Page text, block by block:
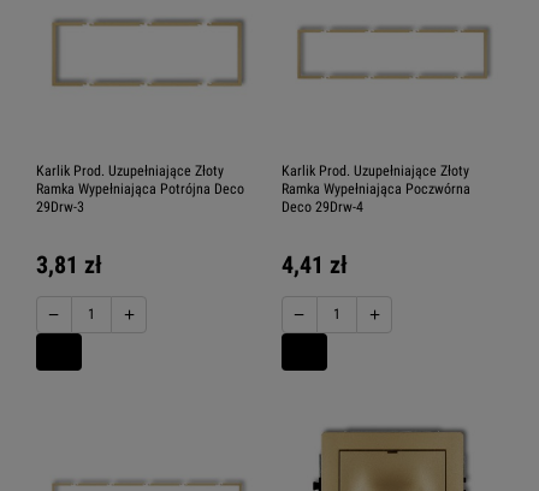
Karlik Prod. Uzupełniające Złoty
Ramka Wypełniająca Potrójna Deco
29Drw-3
3,81 zł
− +
Karlik Prod. Uzupełniające Złoty
Ramka Wypełniająca Poczwórna
Deco 29Drw-4
4,41 zł
− +